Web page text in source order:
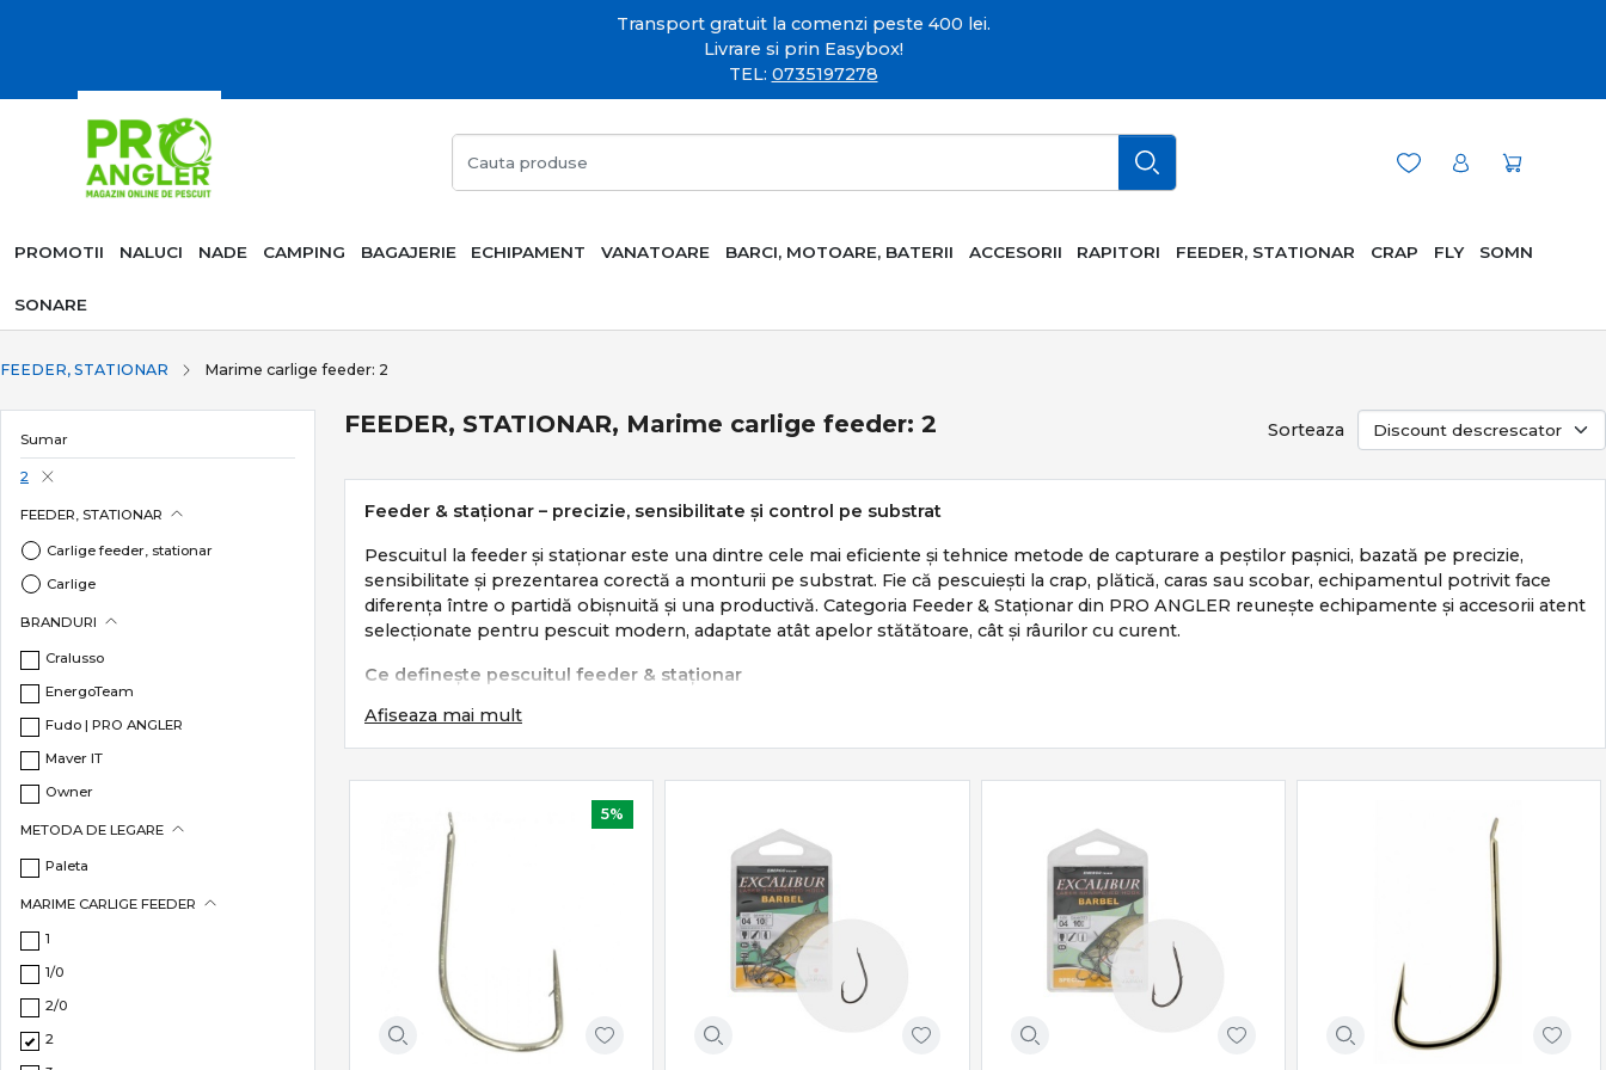
Transport gratuit la comenzi peste 400 lei.
Livrare si prin Easybox!
TEL: 0735197278
PROMOTII NALUCI NADE CAMPING BAGAJERIE ECHIPAMENT VANATOARE BARCI, MOTOARE, BATERII ACCESORII RAPITORI FEEDER, STATIONAR CRAP FLY SOMN
SONARE
FEEDER, STATIONAR Marime carlige feeder: 2
Sumar
2
FEEDER, STATIONAR
Carlige feeder, stationar
Carlige
BRANDURI
Cralusso
EnergoTeam
Fudo | PRO ANGLER
Maver IT
Owner
METODA DE LEGARE
Paleta
MARIME CARLIGE FEEDER
1
1/0
2/0
2
FEEDER, STATIONAR, Marime carlige feeder: 2 Sorteaza
Feeder & staționar – precizie, sensibilitate și control pe substrat
Pescuitul la feeder și staționar este una dintre cele mai eficiente și tehnice metode de capturare a peștilor pașnici, bazată pe precizie,
sensibilitate și prezentarea corectă a monturii pe substrat. Fie că pescuiești la crap, plătică, caras sau scobar, echipamentul potrivit face
diferența între o partidă obișnuită și una productivă. Categoria Feeder & Staționar din PRO ANGLER reunește echipamente și accesorii atent
selecționate pentru pescuit modern, adaptate atât apelor stătătoare, cât și râurilor cu curent.
Ce definește pescuitul feeder & staționar
Acest stil de pescuit se bazează pe:
sensibilitate maximă la trăsături fine
control total al monturii pe fundul apei
adaptare rapidă la pești apatici sau activi
Este un pescuit tehnic, eficient și extrem de versatil.
Subcategorii esențiale feeder & staționar
Categoria Feeder & Staționar include o gamă completă de echipamente:
Lansete feeder & staționar
Mulinete feeder– frânare precisă și recuperare constantă
Afiseaza mai mult
5%